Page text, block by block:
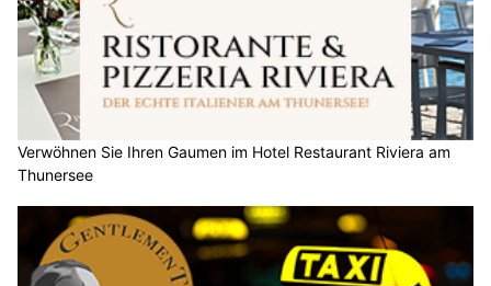
Verwöhnen Sie Ihren Gaumen im Hotel Restaurant Riviera am
Thunersee